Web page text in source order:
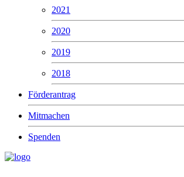
2021
2020
2019
2018
Förderantrag
Mitmachen
Spenden